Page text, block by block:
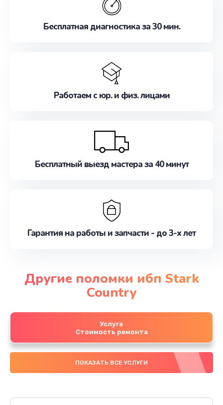
Бесплатная диагностика за 30 мин.
Работаем с юр. и физ. лицами
Бесплатный выезд мастера за 40 минут
Гарантия на работы и запчасти - до 3-х лет
Другие поломки ибп Stark
Country
Услуга
Стоимость ремонта
ПОКАЗАТЬ ВСЕ УСЛУГИ